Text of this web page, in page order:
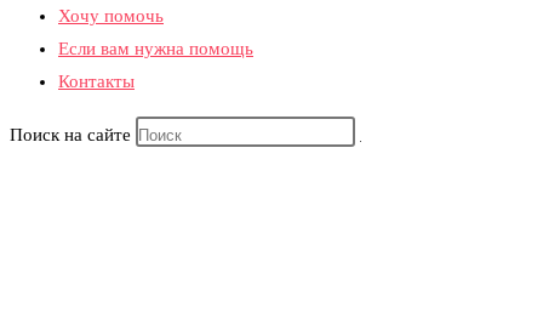
Хочу помочь
Если вам нужна помощь
Контакты
Поиск на сайте